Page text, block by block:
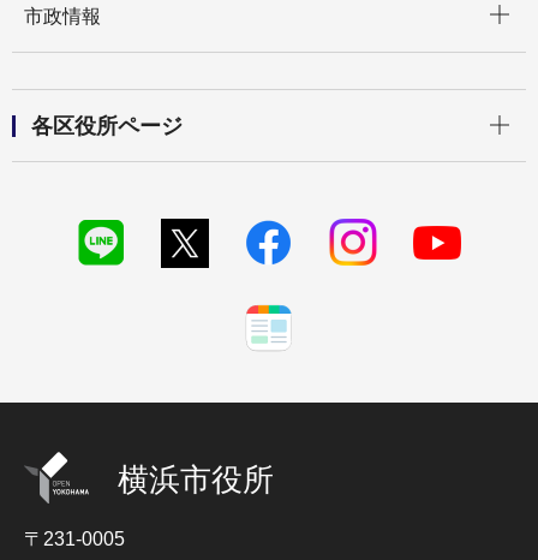
市政情報
各区役所ページ
横浜市役所
〒231-0005